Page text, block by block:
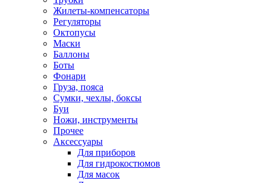
Жилеты-компенсаторы
Регуляторы
Октопусы
Маски
Баллоны
Боты
Фонари
Груза, пояса
Сумки, чехлы, боксы
Буи
Ножи, инструменты
Прочее
Аксессуары
Для приборов
Для гидрокостюмов
Для масок